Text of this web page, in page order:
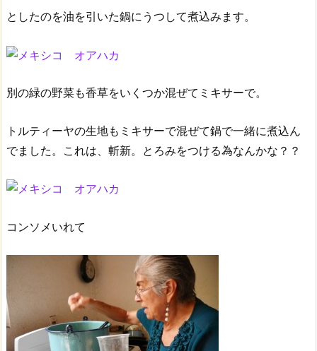
としたのを油を引いた鍋にうつして煮込みます。
別の緑の野菜も香草をいくつか混ぜてミキサーで。
トルティーヤの生地もミキサーで混ぜて鍋で一緒に煮込ん
でました。これは、斬新。とろみをつける為なんかな？？
コンソメいれて